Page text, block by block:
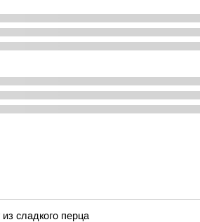
сладкого перца